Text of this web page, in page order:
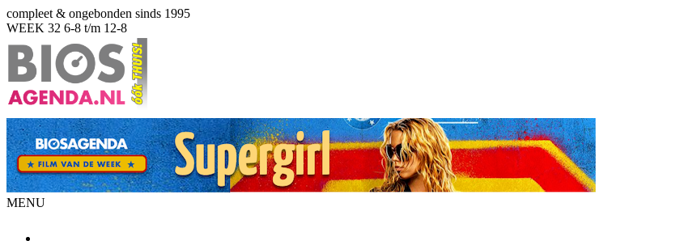
compleet & ongebonden sinds 1995
WEEK 32 6-8 t/m 12-8
MENU